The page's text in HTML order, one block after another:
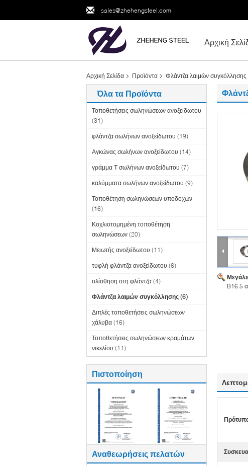
sales@zhehengsteel.com
Αρχική
Αρχική Σελίδα Προϊόντα Φλάντζα λαιμών συγκόλλησης
Όλα τα Προϊόντα
Τοποθετήσεις σωληνώσεων ανοξείδωτου
(31)
φλάντζα σωλήνων ανοξείδωτου (19)
Αγκώνας σωλήνων ανοξείδωτου (14)
γράμμα Τ σωλήνων ανοξείδωτου (7)
καλύμματα σωλήνων ανοξείδωτου (9)
Τοποθέτηση σωληνώσεων υποδοχών
(16)
Κοχλιοτομημένη τοποθέτηση
σωληνώσεων (20)
Μειωτής ανοξείδωτου (11)
τυφλή φλάντζα ανοξείδωτου (6)
ολίσθηση στη φλάντζα (4)
Φλάντζα λαιμών συγκόλλησης (6)
Διπλές τοποθετήσεις σωληνώσεων
χάλυβα (16)
Τοποθετήσεις σωληνώσεων κραμάτων
νικελίου (11)
Πιστοποίηση
Αναθεωρήσεις πελατών
B16.5